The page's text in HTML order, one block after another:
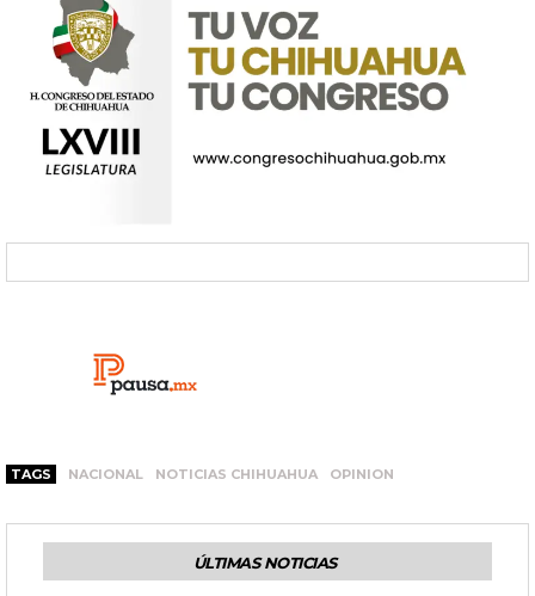
TAGS NACIONAL NOTICIAS CHIHUAHUA OPINION
ÚLTIMAS NOTICIAS